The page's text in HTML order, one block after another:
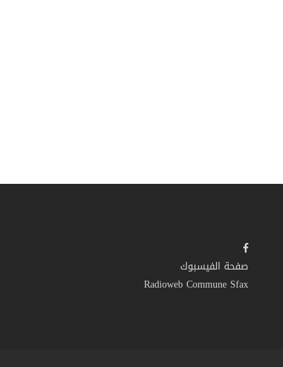
صفحة الفيسبوك
Radioweb Commune Sfax